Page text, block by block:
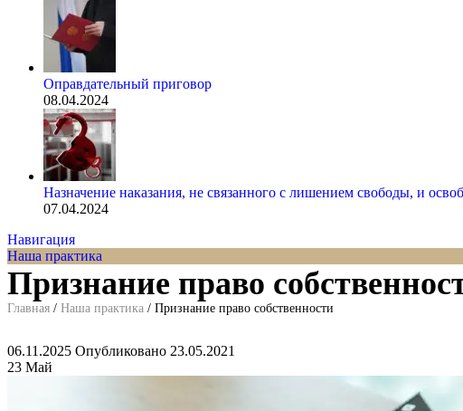
Оправдательный приговор
08.04.2024
Назначение наказания, не связанного с лишением свободы, и
07.04.2024
Навигация
Наша практика
Признание право
Главная / Наша практика / Признание право собственности
06.11.2025 Опубликовано 23.05.2021
23 Май